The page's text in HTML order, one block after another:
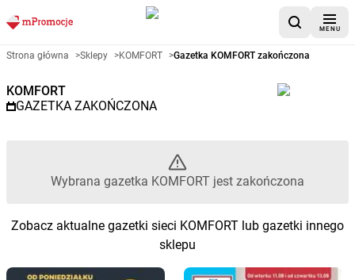
MENU
Gazetka promocyjna
Strona główna >Sklepy >KOMFORT >Gazetka KOMFORT zakończona
KOMFORT
GAZETKA ZAKOŃCZONA
Wybrana gazetka KOMFORT jest zakończona
Zobacz aktualne gazetki sieci KOMFORT lub gazetki innego
sklepu